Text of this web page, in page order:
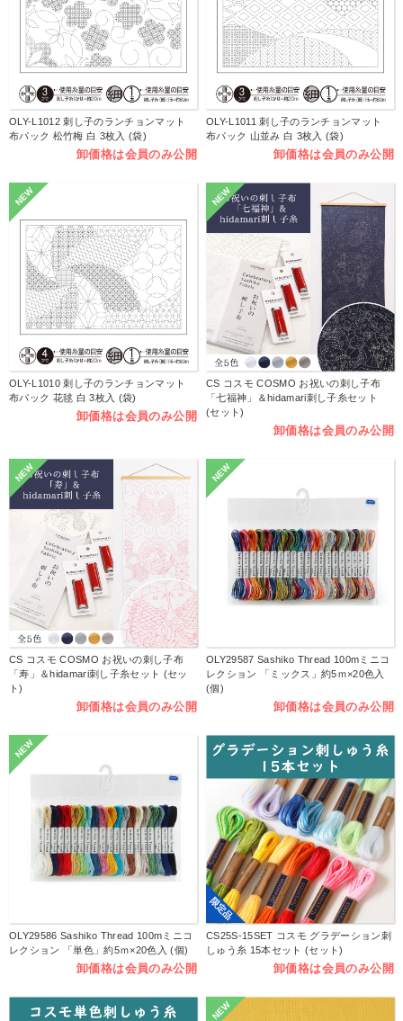
OLY-L1012 刺し子のランチョンマット
布パック 松竹梅 白 3枚入 (袋)
卸価格は会員のみ公開
OLY-L1011 刺し子のランチョンマット
布パック 山並み 白 3枚入 (袋)
卸価格は会員のみ公開
NEW
OLY-L1010 刺し子のランチョンマット
布パック 花毬 白 3枚入 (袋)
卸価格は会員のみ公開
NEW
CS コスモ COSMO お祝いの刺し子布
「七福神」＆hidamari刺し子糸セット
(セット)
卸価格は会員のみ公開
NEW
CS コスモ COSMO お祝いの刺し子布
「寿」＆hidamari刺し子糸セット (セッ
ト)
卸価格は会員のみ公開
NEW
OLY29587 Sashiko Thread 100mミニコ
レクション 「ミックス」約5ｍ×20色入
(個)
卸価格は会員のみ公開
NEW
OLY29586 Sashiko Thread 100mミニコ
レクション 「単色」約5ｍ×20色入 (個)
卸価格は会員のみ公開
限定品
CS25S-15SET コスモ グラデーション刺
しゅう糸 15本セット (セット)
卸価格は会員のみ公開
NEW